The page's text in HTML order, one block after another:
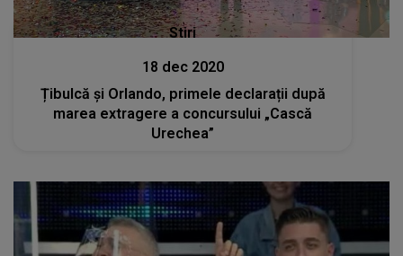
Stiri
18 dec 2020
Țibulcă și Orlando, primele declarații după
marea extragere a concursului „Cască
Urechea”